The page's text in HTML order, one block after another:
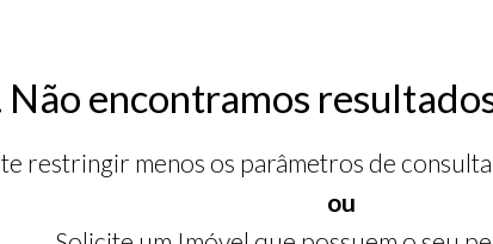
Não encontramos
restringir menos os parâmetros de
ou